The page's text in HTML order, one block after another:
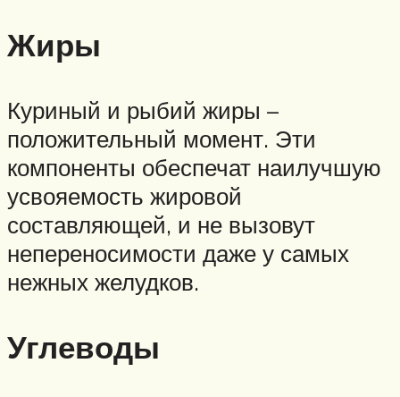
Жиры
Куриный и рыбий жиры –
положительный момент. Эти
компоненты обеспечат наилучшую
усвояемость жировой
составляющей, и не вызовут
непереносимости даже у самых
нежных желудков.
Углеводы